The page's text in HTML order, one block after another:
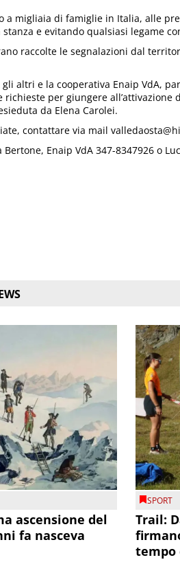
a migliaia di famiglie in Italia, alle
e evitando qualsiasi legame
raccolte le segnalazioni dal
gli altri e la cooperativa Enaip VdA,
per giungere all’attivazione
da Elena Carolei.
contattare via mail
Enaip VdA 347-8347926 o
ascensione del
fa nasceva
SPORT
Trail:
tempo